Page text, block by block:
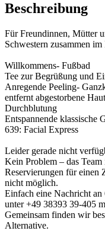
Beschreibung
Für Freundinnen, Mütter
Schwestern zusammen
Willkommens- Fußbad
Tee zur Begrüßung und
Anregende Peeling-
entfernt abgestorbene
Durchblutung
Entspannende klassische
639: Facial Express
Leider gerade nicht
Kein Problem – das Team
Reservierungen für einen
nicht möglich.
Einfach eine Nachricht an
unter +49 38393 39-405
Gemeinsam finden wir
Alternative.